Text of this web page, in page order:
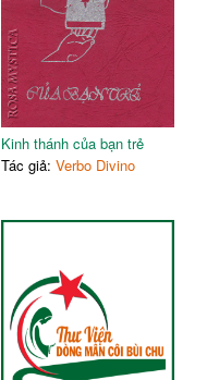
Kinh thánh của bạn trẻ
Tác giả: Verbo Divino